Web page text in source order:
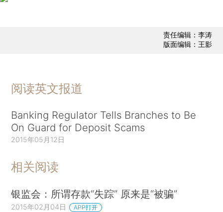
责任编辑：李涛
版面编辑：王影
阅读英文报道
Banking Regulator Tells Branches to Be
On Guard for Deposit Scams
2015年05月12日
相关阅读
银监会：所谓存款“失踪” 原来是“被骗”
2015年02月04日 APP打开